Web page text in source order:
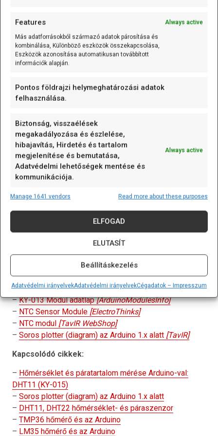
Features Always active
Más adatforrásokból származó adatok párosítása és
kombinálása, Különböző eszközök összekapcsolása,
Eszközök azonosítása automatikusan továbbított
információk alapján.
Pontos földrajzi helymeghatározási adatok
felhasználása.
Biztonság, visszaélések
megakadályozása és észlelése,
hibajavítás, Hirdetés és tartalom
megjelenítése és bemutatása,
Adatvédelmi lehetőségek mentése és
kommunikációja.
Always active
Manage 1641 vendors Read more about these purposes
ELFOGAD
ELUTASÍT
Beállításkezelés
Adatvédelmi irányelvekAdatvédelmi irányelvekCégadatok – Impresszum
60
}
Mit látsz működés közben?
A soros monitoron vagy a →
meg, amely folyamatosan követi a szenzor által érzékelt
környezeti változásokat. Ha például megfogod az
érinted, vagy levegőt fújsz rá, az értékek gyorsan
reagálnak. Ezek az ingadozások azonnal észlelhetők,
akár numerikus formában a monitoron, akár vizuálisan a
Plotter grafikonján. A Plotter esetén ezt
grafikonon is
követheted, így nemcsak az aktuális értékek, hanem
azok időbeli lefutása is látszik. Ez különösen hasznos,
ha például késleltetést, szenzorérzékenységet vagy
megfigyelhető, mennyire sima vagy egyenetlen a jel, és
hogyan változik a viselkedése különféle hatásokra
Felhasznált források
–Using a Thermistor[Adafruit]
–KY-013 Modul adatlap[ArduinoModulesInfo]
– NTC Sensor Module [ElectroThinks]
– NTC modul [TavIR WebShop]
– Soros plotter (diagram) az Arduino 1.x alatt [TavIR]
Kapcsolódó cikkek:
– Hőmérséklet és páratartalom mérése Arduino-val:
DHT11 (KY-015)
– Soros plotter (diagram) az Arduino 1.x alatt
– DHT11, DHT22 hőmérséklet- és páraszenzor
– TMP36 hőmérő és az Arduino
– LM35 hőmérő és az Arduino